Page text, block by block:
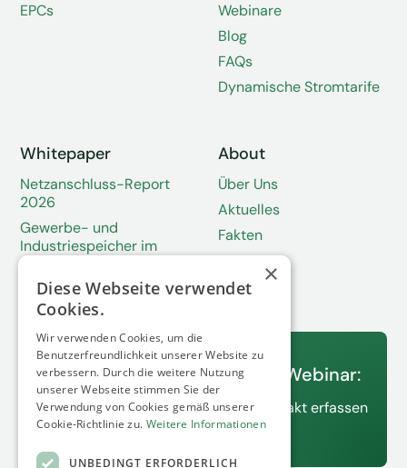
EPCs
Webinare
Blog
FAQs
Dynamische Stromtarife
Whitepaper
Netzanschluss-Report
2026
Gewerbe- und
Industriespeicher im
Wandel
Solarspitzengesetz
About
Über Uns
Aktuelles
Fakten
13.08.2026
Unser nächstes kostenfreies Webinar:
C&I Standorte als digitalen Zwilling exakt erfassen
Jetzt anmelden
×
Diese Webseite verwendet
Cookies.
Wir verwenden Cookies, um die
Benutzerfreundlichkeit unserer Website zu
verbessern. Durch die weitere Nutzung
unserer Webseite stimmen Sie der
Verwendung von Cookies gemäß unserer
Cookie-Richtlinie zu. Weitere Informationen
UNBEDINGT ERFORDERLICH